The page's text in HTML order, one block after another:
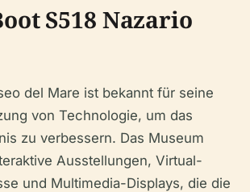
S518 Nazario
del Mare ist bekannt für seine
von Technologie, um das
zu verbessern. Das Museum
Ausstellungen, Virtual-
und Multimedia-Displays, die die